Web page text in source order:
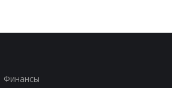
Финансы